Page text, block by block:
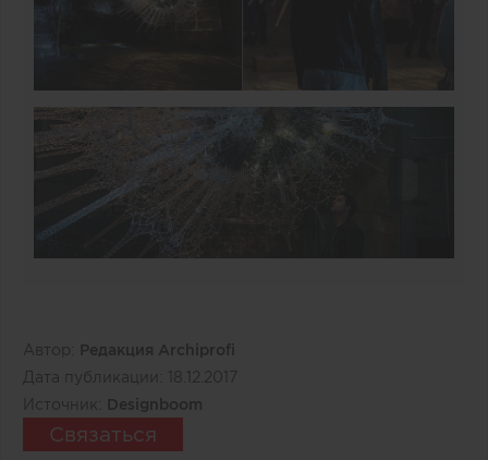
Автор:
Редакция Archiprofi
Дата публикации:
18.12.2017
Источник:
Designboom
Связаться